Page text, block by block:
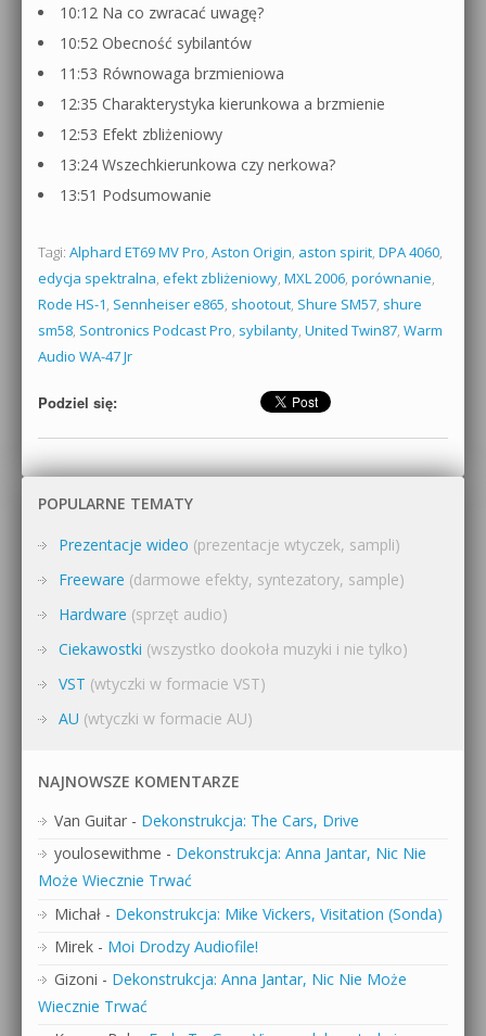
10:12 Na co zwracać uwagę?
10:52 Obecność sybilantów
11:53 Równowaga brzmieniowa
12:35 Charakterystyka kierunkowa a brzmienie
12:53 Efekt zbliżeniowy
13:24 Wszechkierunkowa czy nerkowa?
13:51 Podsumowanie
Tagi: Alphard ET69 MV Pro, Aston Origin, aston spirit, DPA 4060,
edycja spektralna, efekt zbliżeniowy, MXL 2006, porównanie,
Rode HS-1, Sennheiser e865, shootout, Shure SM57, shure
sm58, Sontronics Podcast Pro, sybilanty, United Twin87, Warm
Audio WA-47 Jr
Podziel się:
POPULARNE TEMATY
Prezentacje wideo (prezentacje wtyczek, sampli)
Freeware (darmowe efekty, syntezatory, sample)
Hardware (sprzęt audio)
Ciekawostki (wszystko dookoła muzyki i nie tylko)
VST (wtyczki w formacie VST)
AU (wtyczki w formacie AU)
NAJNOWSZE KOMENTARZE
Van Guitar - Dekonstrukcja: The Cars, Drive
youlosewithme - Dekonstrukcja: Anna Jantar, Nic Nie
Może Wiecznie Trwać
Michał - Dekonstrukcja: Mike Vickers, Visitation (Sonda)
Mirek - Moi Drodzy Audiofile!
Gizoni - Dekonstrukcja: Anna Jantar, Nic Nie Może
Wiecznie Trwać